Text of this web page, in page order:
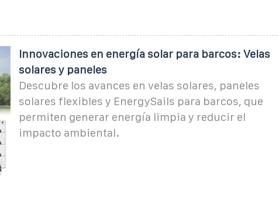
Innovaciones en energía solar para barcos: Velas
solares y paneles
Descubre los avances en velas solares, paneles
solares flexibles y EnergySails para barcos, que
permiten generar energía limpia y reducir el
impacto ambiental.